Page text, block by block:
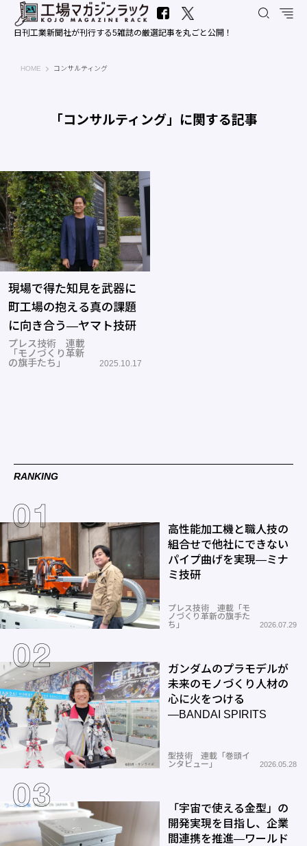
日刊工業新聞社が刊行する5雑誌の厳選記事を丸ごと公開！
HOME 工場マガジンラック｜日刊工業新聞社
コンサルティング
「コンサルティング」に関する記事
現場で得た知見を武器に
町工場の抱える真の課題
に向き合う―ヤマト技研
プレス技術 連載
「モノづくり革新
の旗手たち」
2025.10.17
RANKING
高性能加工機と職人技の
組合せで他社にできない
パイプ曲げを実現―ミナ
ミ技研
プレス技術 連載「モ
ノづくり革新の旗手た
ち」
2026.07.29
ガンダムのプラモデルが
未来のモノづくり人材の
心に火をつける
―BANDAI SPIRITS
型技術 連載「巻頭イ
ンタビュー」
2026.05.28
「宇宙で使える金型」の
開発実現を目指し、企業
間連携を推進―ワールド